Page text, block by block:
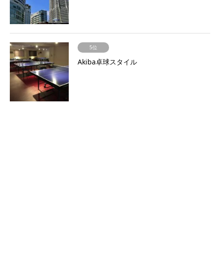
5位
Akiba卓球スタイル